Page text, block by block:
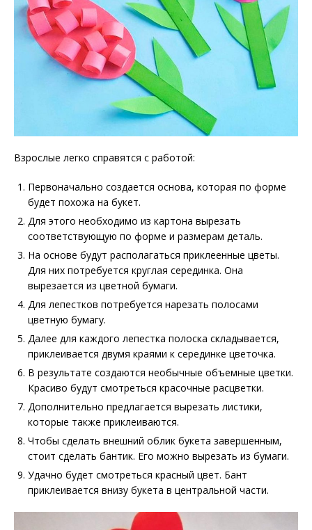
Взрослые легко справятся с работой:
Первоначально создается основа, которая по форме
будет похожа на букет.
Для этого необходимо из картона вырезать
соответствующую по форме и размерам деталь.
На основе будут располагаться приклеенные цветы.
Для них потребуется круглая серединка. Она
вырезается из цветной бумаги.
Для лепестков потребуется нарезать полосами
цветную бумагу.
Далее для каждого лепестка полоска складывается,
приклеивается двумя краями к серединке цветочка.
В результате создаются необычные объемные цветки.
Красиво будут смотреться красочные расцветки.
Дополнительно предлагается вырезать листики,
которые также приклеиваются.
Чтобы сделать внешний облик букета завершенным,
стоит сделать бантик. Его можно вырезать из бумаги.
Удачно будет смотреться красный цвет. Бант
приклеивается внизу букета в центральной части.